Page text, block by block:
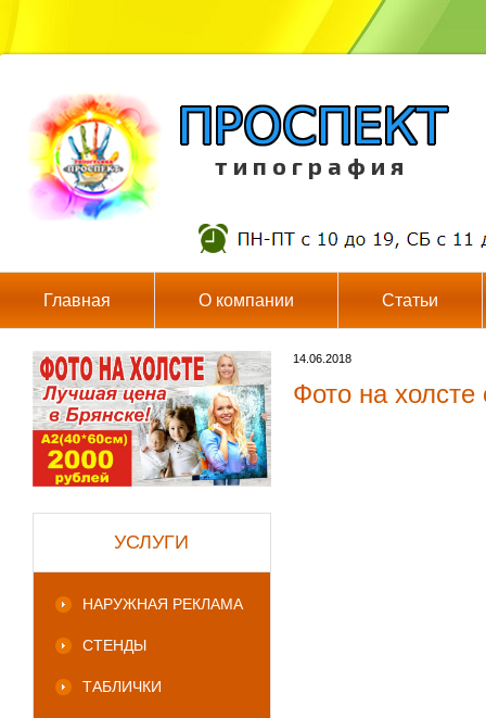
т и п о г р а ф и я
Главная О компании Статьи
УСЛУГИ
НАРУЖНАЯ РЕКЛАМА
СТЕНДЫ
ТАБЛИЧКИ
14.06.2018
Фото на холсте